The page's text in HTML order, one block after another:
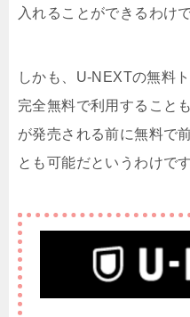
入れることができるわけで
しかも、U-NEXTの無料
完全無料で利用すること
が発売される前に無料で
とも可能だというわけです